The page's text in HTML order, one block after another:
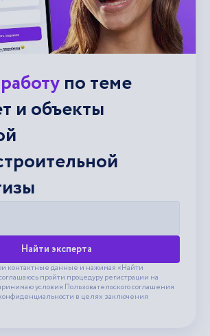
по теме
и объекты
Найти эксперта
соглашение
контактные данные и нажимая «Найти
пройти процедуру регистрации на
условия Пользовательского соглашения
в целях заключения